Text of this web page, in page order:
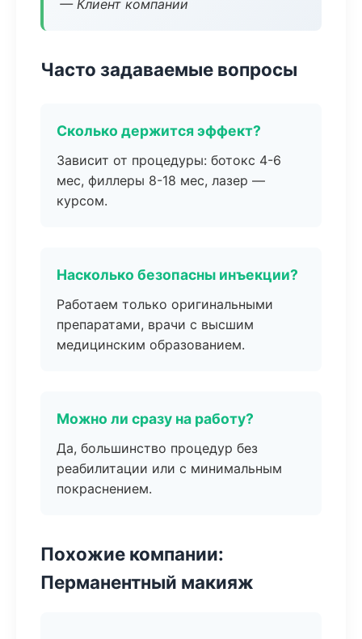
— Клиент компании
Часто задаваемые вопросы
Сколько держится эффект?
Зависит от процедуры: ботокс 4-6
мес, филлеры 8-18 мес, лазер —
курсом.
Насколько безопасны инъекции?
Работаем только оригинальными
препаратами, врачи с высшим
медицинским образованием.
Можно ли сразу на работу?
Да, большинство процедур без
реабилитации или с минимальным
покраснением.
Похожие компании:
Перманентный макияж